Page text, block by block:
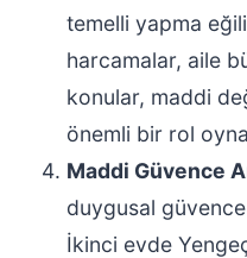
temelli yapma
harcamalar, aile
konular, maddi
önemli bir rol
Maddi Güvence
duygusal güvence
İkinci evde